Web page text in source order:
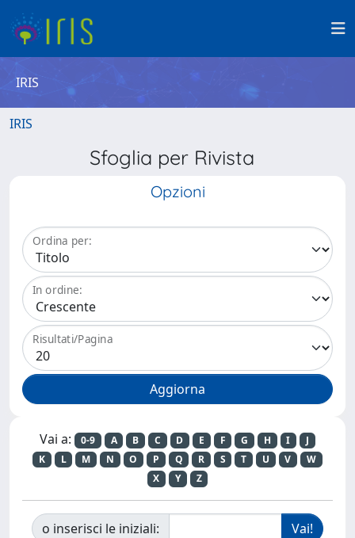
IRIS
IRIS
Sfoglia per Rivista
Opzioni
Ordina per:
In ordine:
Risultati/Pagina
Vai a: 0-9 A B C D E F G H I
J
K
L M N O P Q R S T U V
W
X
Y Z
o inserisci le iniziali: